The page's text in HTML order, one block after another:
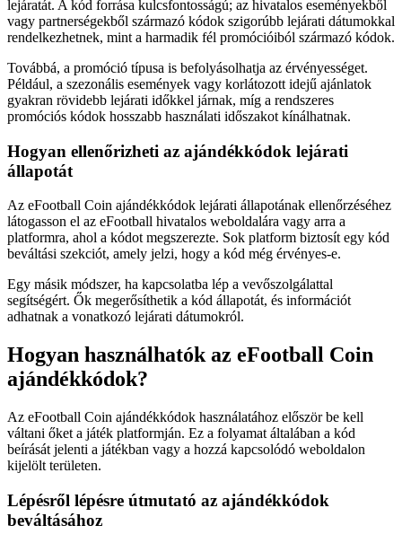
lejáratát. A kód forrása kulcsfontosságú; az hivatalos eseményekből
vagy partnerségekből származó kódok szigorúbb lejárati dátumokkal
rendelkezhetnek, mint a harmadik fél promócióiból származó kódok.
Továbbá, a promóció típusa is befolyásolhatja az érvényességet.
Például, a szezonális események vagy korlátozott idejű ajánlatok
gyakran rövidebb lejárati időkkel járnak, míg a rendszeres
promóciós kódok hosszabb használati időszakot kínálhatnak.
Hogyan ellenőrizheti az ajándékkódok lejárati
állapotát
Az eFootball Coin ajándékkódok lejárati állapotának ellenőrzéséhez
látogasson el az eFootball hivatalos weboldalára vagy arra a
platformra, ahol a kódot megszerezte. Sok platform biztosít egy kód
beváltási szekciót, amely jelzi, hogy a kód még érvényes-e.
Egy másik módszer, ha kapcsolatba lép a vevőszolgálattal
segítségért. Ők megerősíthetik a kód állapotát, és információt
adhatnak a vonatkozó lejárati dátumokról.
Hogyan használhatók az eFootball Coin
ajándékkódok?
Az eFootball Coin ajándékkódok használatához először be kell
váltani őket a játék platformján. Ez a folyamat általában a kód
beírását jelenti a játékban vagy a hozzá kapcsolódó weboldalon
kijelölt területen.
Lépésről lépésre útmutató az ajándékkódok
beváltásához